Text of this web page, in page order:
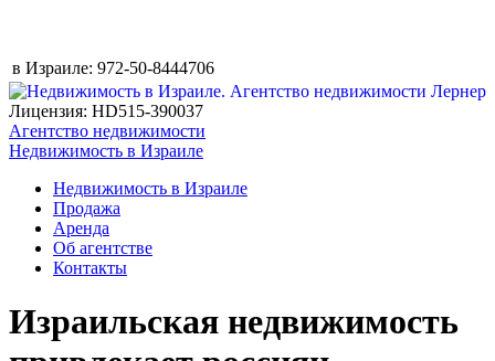
в Израиле: 972-50-8444706
Лицензия: HD515-390037
Агентство недвижимости
Недвижимость в Израиле
Недвижимость в Израиле
Продажа
Аренда
Об агентстве
Контакты
Израильская недвижимость